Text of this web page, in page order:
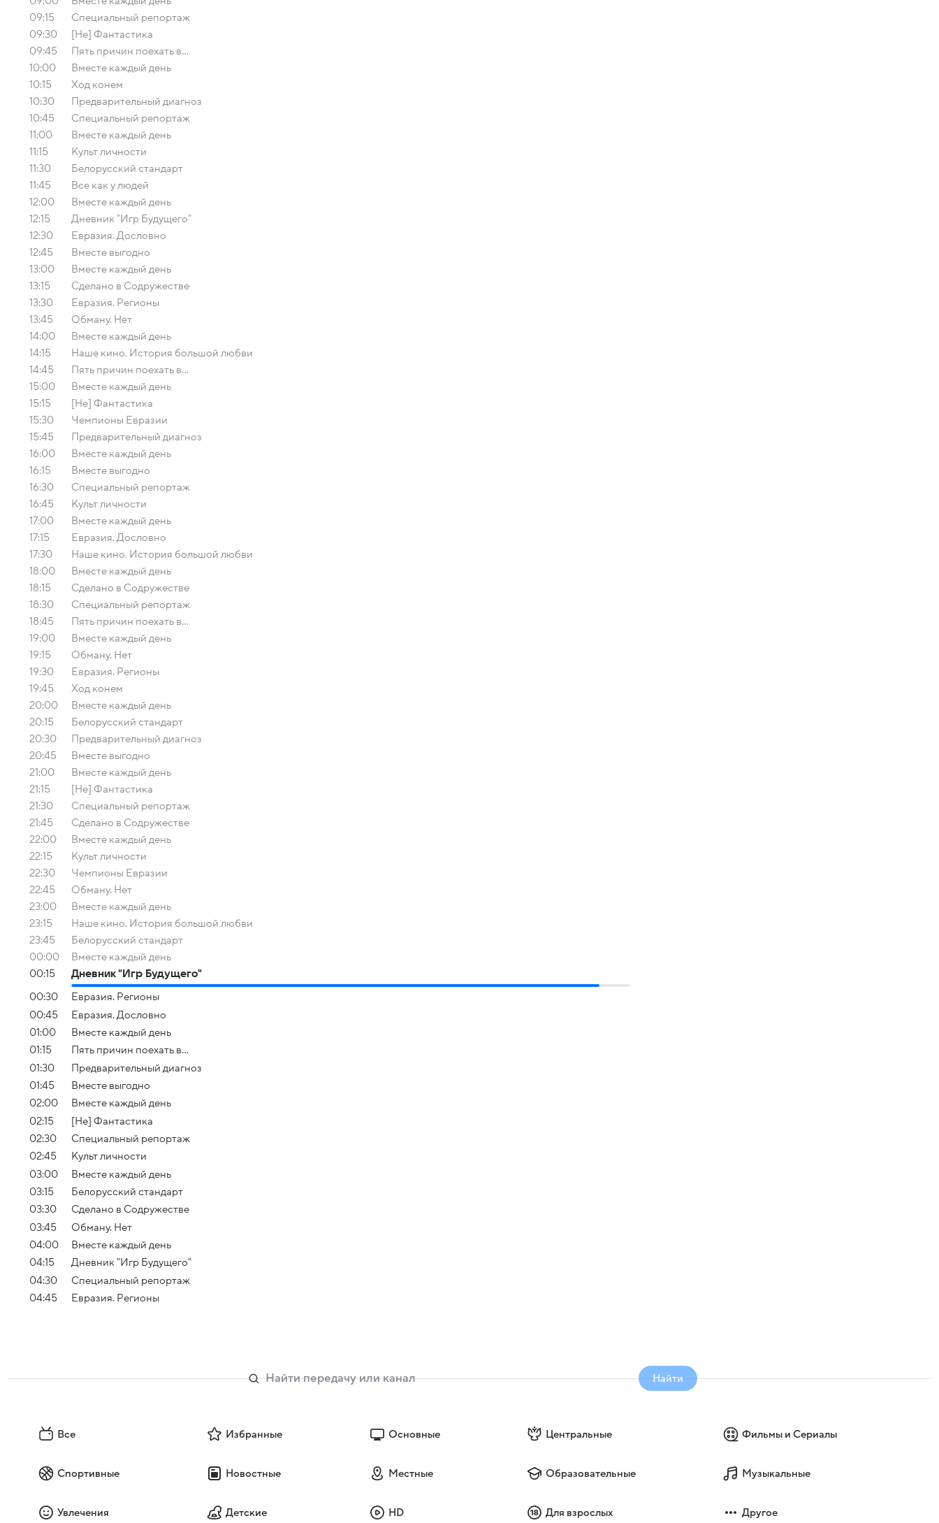
09:15
Специальный репортаж
09:30
[Не] Фантастика
09:45
Пять причин поехать в...
10:00
Вместе каждый день
10:15
Ход конем
10:30
Предварительный диагноз
10:45
Специальный репортаж
11:00
Вместе каждый день
11:15
Культ личности
11:30
Белорусский стандарт
11:45
Все как у людей
12:00
Вместе каждый день
12:15
Дневник "Игр Будущего"
12:30
Евразия. Дословно
12:45
Вместе выгодно
13:00
Вместе каждый день
13:15
Сделано в Содружестве
13:30
Евразия. Регионы
13:45
Обману. Нет
14:00
Вместе каждый день
14:15
Наше кино. История большой любви
14:45
Пять причин поехать в...
15:00
Вместе каждый день
15:15
[Не] Фантастика
15:30
Чемпионы Евразии
15:45
Предварительный диагноз
16:00
Вместе каждый день
16:15
Вместе выгодно
16:30
Специальный репортаж
16:45
Культ личности
17:00
Вместе каждый день
17:15
Евразия. Дословно
17:30
Наше кино. История большой любви
18:00
Вместе каждый день
18:15
Сделано в Содружестве
18:30
Специальный репортаж
18:45
Пять причин поехать в...
19:00
Вместе каждый день
19:15
Обману. Нет
19:30
Евразия. Регионы
19:45
Ход конем
20:00
Вместе каждый день
20:15
Белорусский стандарт
20:30
Предварительный диагноз
20:45
Вместе выгодно
21:00
Вместе каждый день
21:15
[Не] Фантастика
21:30
Специальный репортаж
21:45
Сделано в Содружестве
22:00
Вместе каждый день
22:15
Культ личности
22:30
Чемпионы Евразии
22:45
Обману. Нет
23:00
Вместе каждый день
23:15
Наше кино. История большой любви
23:45
Белорусский стандарт
00:00
Вместе каждый день
00:15
Дневник "Игр Будущего"
00:30
Евразия. Регионы
00:45
Евразия. Дословно
01:00
Вместе каждый день
01:15
Пять причин поехать в...
01:30
Предварительный диагноз
01:45
Вместе выгодно
02:00
Вместе каждый день
02:15
[Не] Фантастика
02:30
Специальный репортаж
02:45
Культ личности
03:00
Вместе каждый день
03:15
Белорусский стандарт
03:30
Сделано в Содружестве
03:45
Обману. Нет
04:00
Вместе каждый день
04:15
Дневник "Игр Будущего"
04:30
Специальный репортаж
04:45
Евразия. Регионы
Найти
Все Избранные Основные Центральные Фильмы и Сериалы
Спортивные Новостные Местные Образовательные Музыкальные
Увлечения Детские HD Для взрослых Другое